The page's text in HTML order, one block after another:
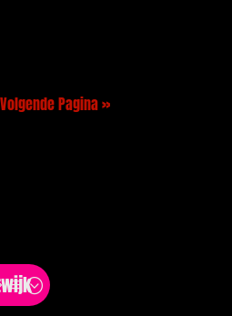
Volgende Pagina »